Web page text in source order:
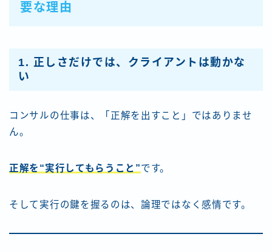
要な理由
1. 正しさだけでは、クライアントは動かな
い
コンサルの仕事は、「正解を出すこと」ではありませ
ん。
正解を“実行してもらうこと”です。
そして実行の鍵を握るのは、論理ではなく感情です。